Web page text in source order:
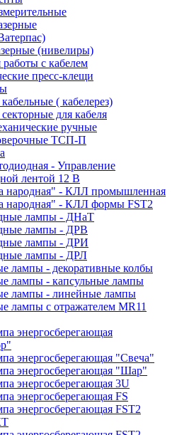
(нивелиры)
с кабелем
пресс-клещи
( кабелерез)
для кабеля
ручные
ТСП-П
- Управление
лентой 12 В
народная" - КЛЛ промышленная
народная" - КЛЛ формы FST2
лампы - ДНаТ
лампы - ДРВ
лампы - ДРИ
лампы - ДРЛ
лампы - декоративные колбы
лампы - капсульные лампы
лампы - линейные лампы
лампы с отражателем MR11
энергосберегающая
энергосберегающая "Свеча"
энергосберегающая "Шар"
энергосберегающая 3U
энергосберегающая FS
энергосберегающая FST2